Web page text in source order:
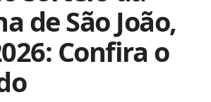
de São João,
Confira o